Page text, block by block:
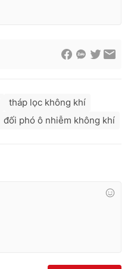
tháp lọc không khí
đối phó ô nhiễm không khí